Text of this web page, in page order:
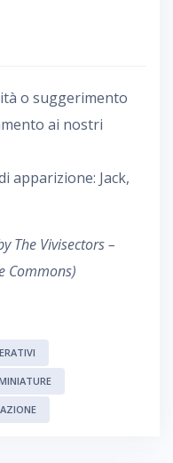
o suggerimento
ai nostri
apparizione: Jack,
The Vivisectors –
Commons)